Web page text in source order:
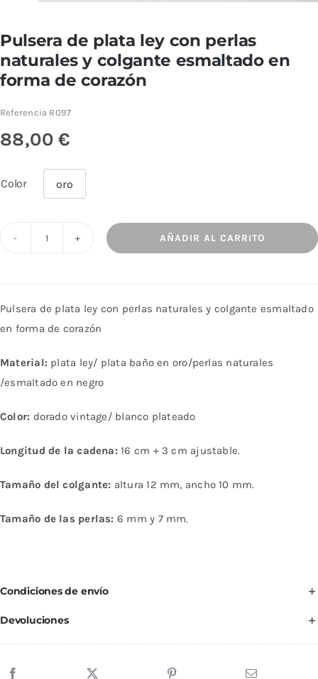
Pulsera de plata ley con perlas
naturales y colgante esmaltado en
forma de corazón
Referencia R097
88,00€
Color oro
ley
con
naturales
y
esmaltado
en
de
cantidad
AÑADIR AL CARRITO
Pulsera de plata ley con perlas naturales y colgante esmaltado
en forma de corazón
Material: plata ley/ plata baño en oro/perlas naturales
/esmaltado en negro
Color: dorado vintage/ blanco plateado
Longitud de la cadena: 16 cm + 3 cm ajustable.
Tamaño del colgante: altura 12 mm, ancho 10 mm.
Tamaño de las perlas: 6 mm y 7 mm.
Condiciones de envío
Devoluciones